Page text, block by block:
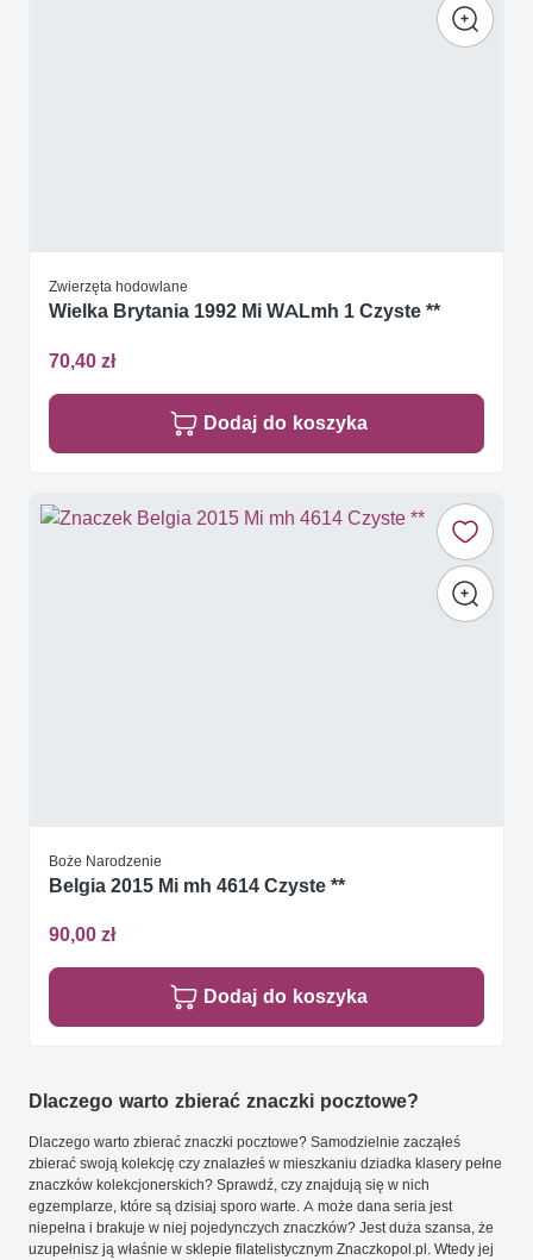
Zwierzęta hodowlane
Wielka Brytania 1992 Mi WALmh 1 Czyste **
70,40 zł
Dodaj do koszyka
Boże Narodzenie
Belgia 2015 Mi mh 4614 Czyste **
90,00 zł
Dodaj do koszyka
Dlaczego warto zbierać znaczki pocztowe?
Dlaczego warto zbierać znaczki pocztowe? Samodzielnie zacząłeś
zbierać swoją kolekcję czy znalazłeś w mieszkaniu dziadka klasery pełne
znaczków kolekcjonerskich? Sprawdź, czy znajdują się w nich
egzemplarze, które są dzisiaj sporo warte. A może dana seria jest
niepełna i brakuje w niej pojedynczych znaczków? Jest duża szansa, że
uzupełnisz ją właśnie w sklepie filatelistycznym Znaczkopol.pl. Wtedy jej